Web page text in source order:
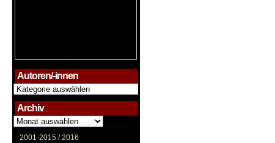
Autoren/-innen
Autoren/-
innen
Archiv
Archiv
2001-2015 /2016